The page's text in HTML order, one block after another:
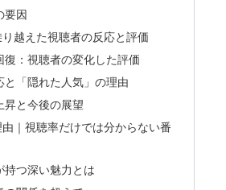
要因
越えた視聴者の反応と評価
復：視聴者の変化した評価
と「隠れた人気」の理由
昇と今後の展望
｜視聴率だけでは分からない番
持つ深い魅力とは